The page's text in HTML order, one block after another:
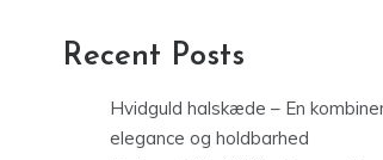
Recent Posts
Hvidguld halskæde – En
elegance og holdbarhed